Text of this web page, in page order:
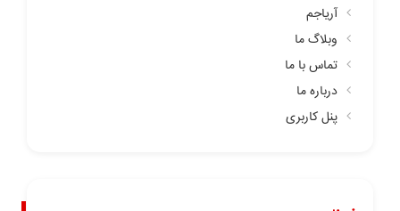
آریاجم
وبلاگ ما
تماس با ما
درباره ما
پنل کاربری